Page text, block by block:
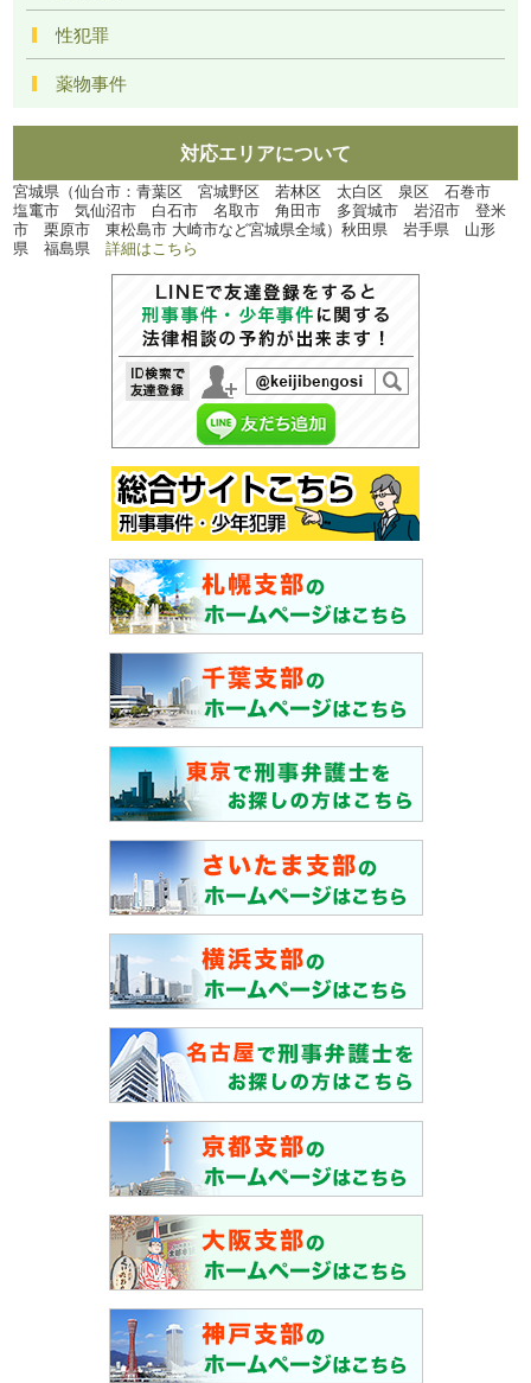
性犯罪
薬物事件
対応エリアについて
宮城県（仙台市：青葉区 宮城野区 若林区 太白区 泉区 石巻市
塩竃市 気仙沼市 白石市 名取市 角田市 多賀城市 岩沼市 登米
市 栗原市 東松島市 大崎市など宮城県全域）秋田県 岩手県 山形
県 福島県詳細はこちら